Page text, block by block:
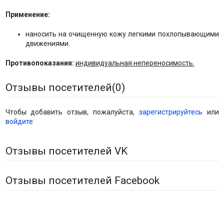
Применение:
наносить на очищенную кожу легкими похлопывающими
движениями.
Противопоказания: индивидуальная непереносимость.
Отзывы посетителей(0)
Чтобы добавить отзыв, пожалуйста, зарегистрируйтесь или
войдите
Отзывы посетителей VK
Отзывы посетителей Facebook